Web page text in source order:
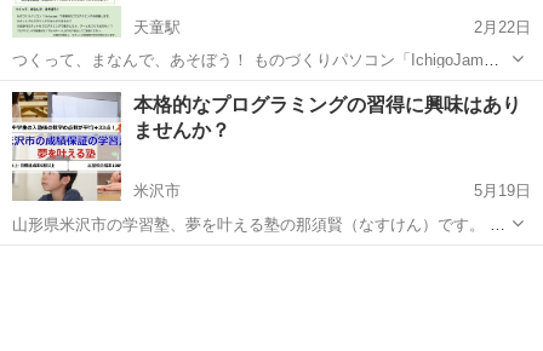
天童駅
2月22日
つくって、まなんで、あそぼう！ ものづくりパソコン「IchigoJam」
で本格的なプログラミングを体験します。 ロボットプログラミングで
なにができるの？ ６足歩行ロボットをプログラミングで動かしたり、
ゲームもつくれるか...
山形 天童市 天童駅 プログラミング 親子
本格的なプログラミングの習得に興味はあり
ませんか？
米沢市
5月19日
山形県米沢市の学習塾、夢を叶える塾の那須賢（なすけん）です。 ロ
ボットを使ったプログラミング教材が学校などでも導入されているよ